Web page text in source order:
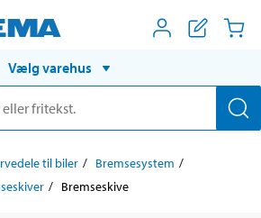
Vælg varehus
til biler
Bremsesystem
Bremseskive